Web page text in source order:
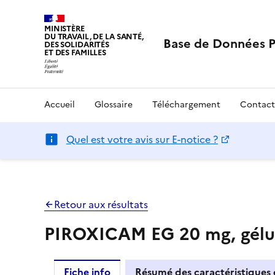
MINISTÈRE
DU TRAVAIL, DE LA SANTÉ,
DES SOLIDARITÉS
ET DES FAMILLES Base de Données
Accueil Glossaire Téléchargement Contact
Quel est votre avis sur E-notice ?
Retour aux résultats
PIROXICAM EG 20 mg,
Fiche info Résumé des